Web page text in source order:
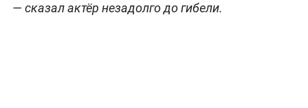
— сказал актёр незадолго до гибели.